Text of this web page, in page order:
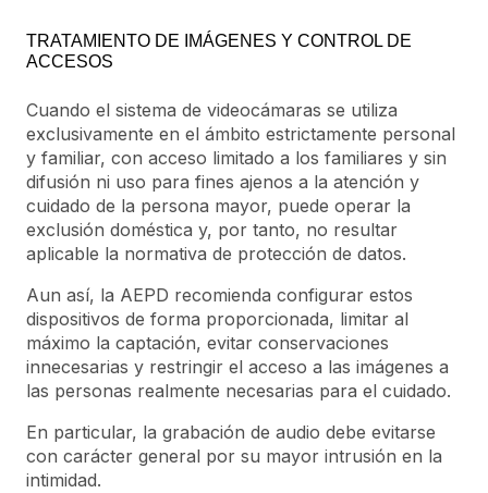
TRATAMIENTO DE IMÁGENES Y CONTROL DE
ACCESOS
Cuando el sistema de videocámaras se utiliza
exclusivamente en el ámbito estrictamente personal
y familiar, con acceso limitado a los familiares y sin
difusión ni uso para fines ajenos a la atención y
cuidado de la persona mayor, puede operar la
exclusión doméstica y, por tanto, no resultar
aplicable la normativa de protección de datos.
Aun así, la AEPD recomienda configurar estos
dispositivos de forma proporcionada, limitar al
máximo la captación, evitar conservaciones
innecesarias y restringir el acceso a las imágenes a
las personas realmente necesarias para el cuidado.
En particular, la grabación de audio debe evitarse
con carácter general por su mayor intrusión en la
intimidad.